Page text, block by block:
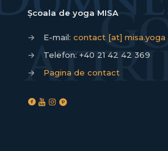
Școala de yoga MISA
→ E-mail: contact [at] misa.yoga
→
Telefon: +40 21 42 42 369
→
Pagina de contact